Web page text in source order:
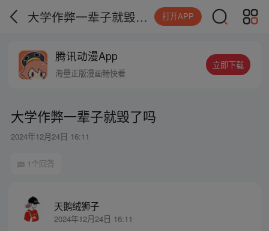
大学作弊一辈子就毁了吗 打开APP
腾讯动漫App
海量正版漫画畅快看
立即下载
大学作弊一辈子就毁了吗
2024年12月24日 16:11
1个回答
天鹅绒狮子
2024年12月24日 16:11